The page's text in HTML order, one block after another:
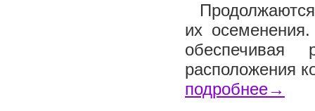
их
обеспечивая
расположения
подробнее→